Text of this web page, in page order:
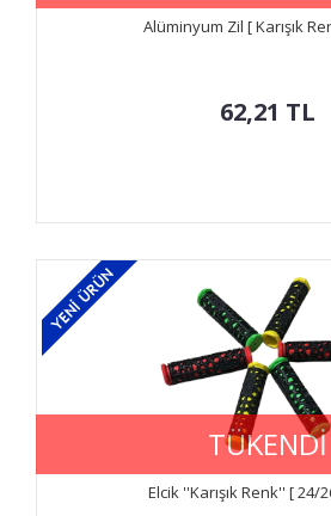
Alüminyum Zil [ Karışık
62,21 TL
TÜKENDİ
Elcik ''Karışık Renk'' [ 24/